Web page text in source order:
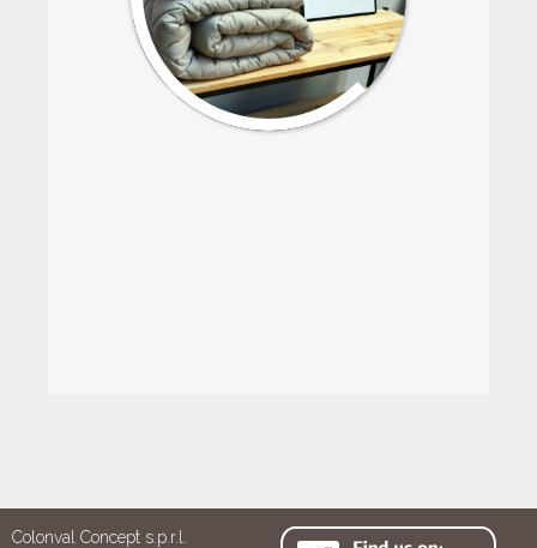
Colonval Concept s.p.r.l.